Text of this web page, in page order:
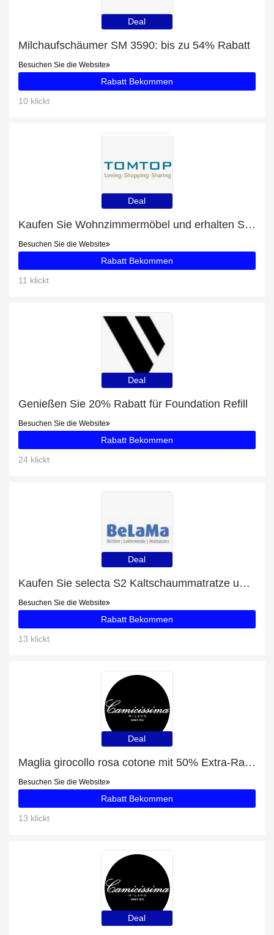
Deal
Milchaufschäumer SM 3590: bis zu 54% Rabatt
Besuchen Sie die Website
Rabatt Bekommen
10 klickt
Deal
Kaufen Sie Wohnzimmermöbel und erhalten Sie bis zu 41% Rabatt
Besuchen Sie die Website
Rabatt Bekommen
11 klickt
Deal
Genießen Sie 20% Rabatt für Foundation Refill
Besuchen Sie die Website
Rabatt Bekommen
24 klickt
Deal
Kaufen Sie selecta S2 Kaltschaummatratze und erhalten Sie eine Geschenkkarte
Besuchen Sie die Website
Rabatt Bekommen
13 klickt
Deal
Maglia girocollo rosa cotone mit 50% Extra-Rabatt nur für begrenzte Zeit
Besuchen Sie die Website
Rabatt Bekommen
13 klickt
Deal